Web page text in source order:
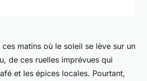
matins où le soleil se lève sur un
de ces ruelles imprévues qui
et les épices locales. Pourtant,